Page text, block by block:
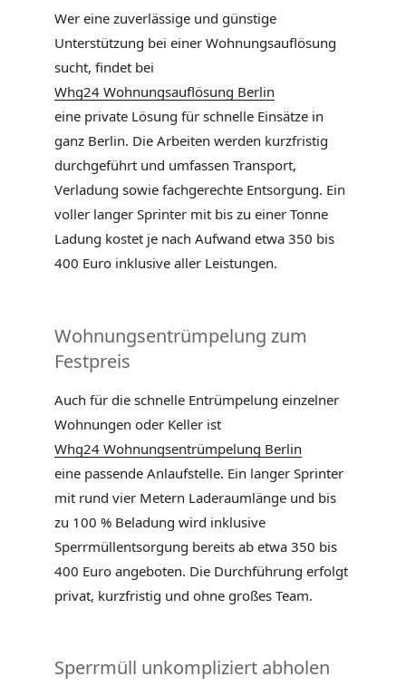
Wer eine zuverlässige und günstige
Unterstützung bei einer Wohnungsauflösung
sucht, findet bei
Whg24 Wohnungsauflösung Berlin
eine private Lösung für schnelle Einsätze in
ganz Berlin. Die Arbeiten werden kurzfristig
durchgeführt und umfassen Transport,
Verladung sowie fachgerechte Entsorgung. Ein
voller langer Sprinter mit bis zu einer Tonne
Ladung kostet je nach Aufwand etwa 350 bis
400 Euro inklusive aller Leistungen.
Wohnungsentrümpelung zum
Festpreis
Auch für die schnelle Entrümpelung einzelner
Wohnungen oder Keller ist
Whg24 Wohnungsentrümpelung Berlin
eine passende Anlaufstelle. Ein langer Sprinter
mit rund vier Metern Laderaumlänge und bis
zu 100 % Beladung wird inklusive
Sperrmüllentsorgung bereits ab etwa 350 bis
400 Euro angeboten. Die Durchführung erfolgt
privat, kurzfristig und ohne großes Team.
Sperrmüll unkompliziert abholen